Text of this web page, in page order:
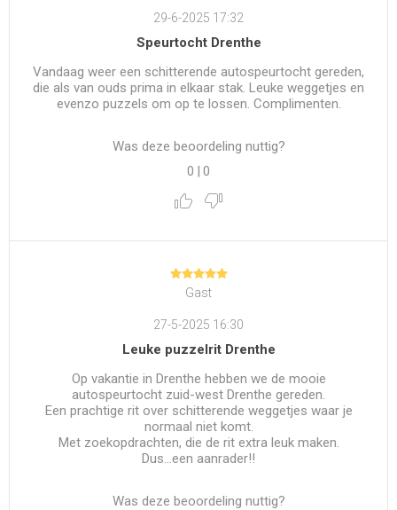
29-6-2025 17:32
Speurtocht Drenthe
Vandaag weer een schitterende autospeurtocht gereden,
die als van ouds prima in elkaar stak. Leuke weggetjes en
evenzo puzzels om op te lossen. Complimenten.
Was deze beoordeling nuttig?
0 | 0
Gast
27-5-2025 16:30
Leuke puzzelrit Drenthe
Op vakantie in Drenthe hebben we de mooie
autospeurtocht zuid-west Drenthe gereden.
Een prachtige rit over schitterende weggetjes waar je
normaal niet komt.
Met zoekopdrachten, die de rit extra leuk maken.
Dus...een aanrader!!
Was deze beoordeling nuttig?